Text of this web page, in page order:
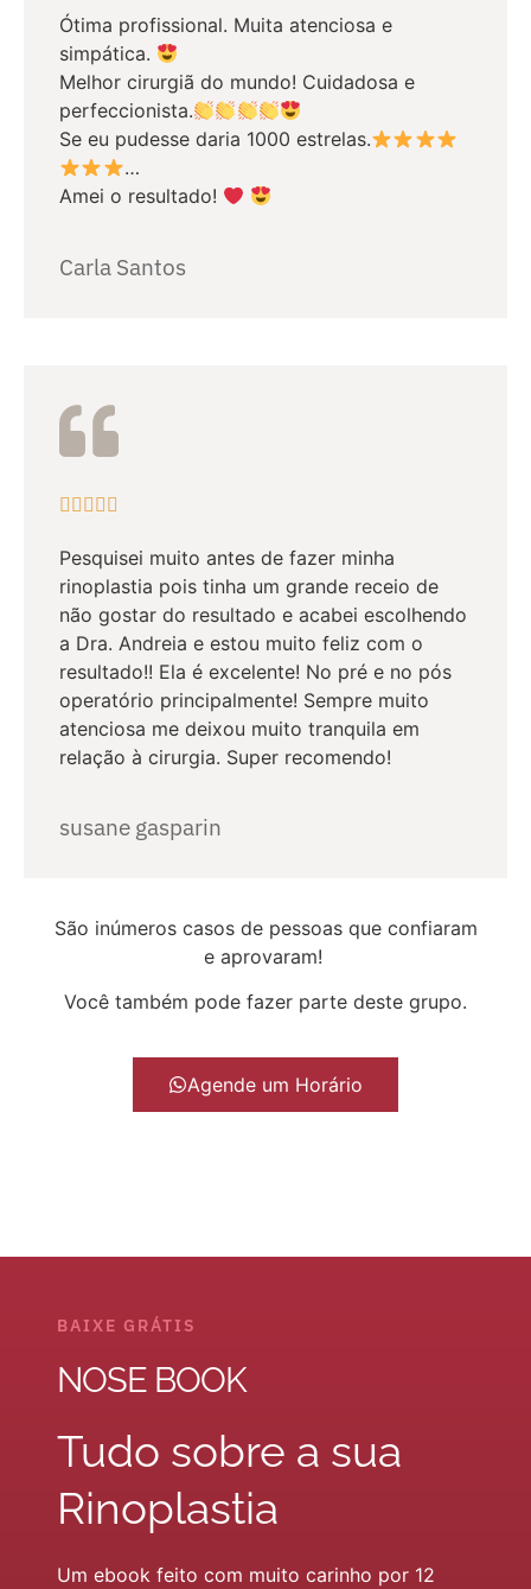
Ótima profissional. Muita atenciosa e
simpática.
Melhor cirurgiã do mundo! Cuidadosa e
perfeccionista.
Se eu pudesse daria 1000 estrelas.
…
Amei o resultado!
Carla Santos
    
Pesquisei muito antes de fazer minha
rinoplastia pois tinha um grande receio de
não gostar do resultado e acabei escolhendo
a Dra. Andreia e estou muito feliz com o
resultado!! Ela é excelente! No pré e no pós
operatório principalmente! Sempre muito
atenciosa me deixou muito tranquila em
relação à cirurgia. Super recomendo!
susane gasparin
São inúmeros casos de pessoas que confiaram
e aprovaram!
Você também pode fazer parte deste grupo.
Agende um Horário
BAIXE GRÁTIS
NOSE BOOK
Tudo sobre a sua
Rinoplastia
Um ebook feito com muito carinho por 12